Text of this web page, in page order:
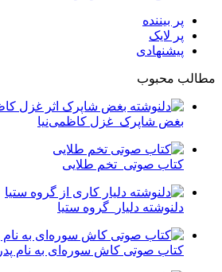
پر بیننده
پر لایک
پیشنهادی
محبوب
بغض شاپرک_غزل کاظمی‌نیا
کتاب صوتی_تخم طلایی
دلنوشته دلیار_گروه ستیا
کتاب صوتی کاش سوره‌ای به نام پدر بود!